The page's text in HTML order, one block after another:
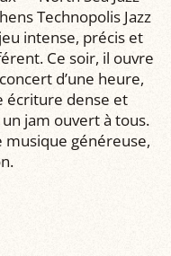
Technopolis Jazz
intense, précis et
Ce soir, il ouvre
d’une heure,
écriture dense et
jam ouvert à tous.
musique généreuse,